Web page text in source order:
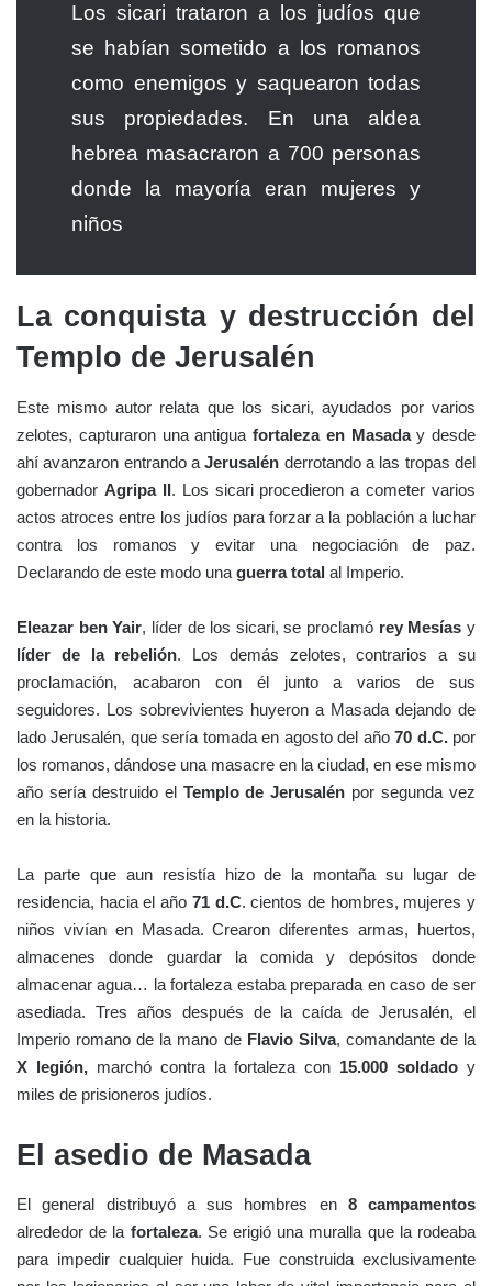
Los sicari trataron a los judíos que
se habían sometido a los romanos
como enemigos y saquearon todas
sus propiedades. En una aldea
hebrea masacraron a 700 personas
donde la mayoría eran mujeres y
niños
La conquista y destrucción del
Templo de Jerusalén
Este mismo autor relata que los sicari, ayudados por varios
zelotes, capturaron una antigua fortaleza en Masaday desde
ahí avanzaron entrando aJerusalén derrotando a las tropas del
gobernador Agripa II. Los sicari procedieron a cometer varios
actos atroces entre los judíos para forzar a la población a luchar
contra los romanos y evitar una negociación de paz.
Declarando de este modo una guerra total al Imperio.
Eleazar ben Yair, líder de los sicari, se proclamó rey Mesías y
líder de la rebelión. Los demás zelotes, contrarios a su
proclamación, acabaron con él junto a varios de sus
seguidores. Los sobrevivientes huyeron a Masada dejando de
lado Jerusalén, que sería tomada en agosto del año70 d.C.por
los romanos, dándose una masacre en la ciudad, en ese mismo
año sería destruido el Templo de Jerusalén por segunda vez
en la historia.
La parte que aun resistía hizo de la montaña su lugar de
residencia, hacia el año 71 d.C. cientos de hombres, mujeres y
niños vivían en Masada. Crearon diferentes armas, huertos,
almacenes donde guardar la comida y depósitos donde
almacenar agua… la fortaleza estaba preparada en caso de ser
asediada. Tres años después de la caída de Jerusalén, el
Imperio romano de la mano de Flavio Silva, comandante de la
X legión,marchó contra la fortaleza con 15.000 soldado y
miles de prisioneros judíos.
El asedio de Masada
El general distribuyó a sus hombres en 8 campamentos
alrededor de la fortaleza. Se erigió una muralla que la rodeaba
para impedir cualquier huida. Fue construida exclusivamente